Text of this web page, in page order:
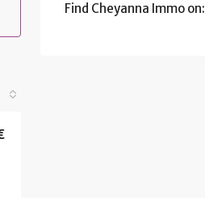
Find Cheyanna Immo on: